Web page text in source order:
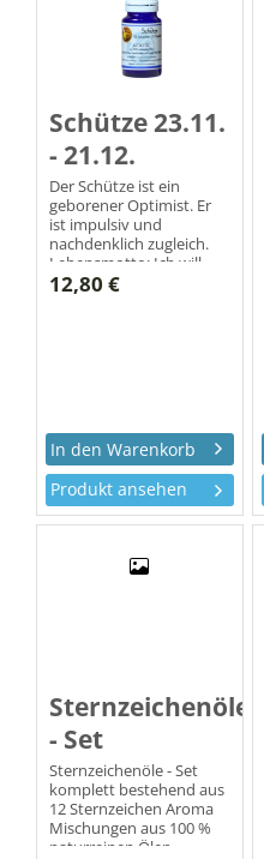
Schütze 23.11.
- 21.12.
Der Schütze ist ein
geborener Optimist. Er
ist impulsiv und
nachdenklich zugleich.
Lebensmotto: Ich will
wachsen! Ich suche!
12,80 €
Produkt ansehen
Sternzeichenöle
- Set
Sternzeichenöle - Set
komplett bestehend aus
12 Sternzeichen Aroma
Mischungen aus 100 %
naturreinen Ölen